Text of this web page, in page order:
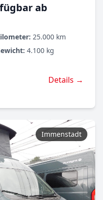
ab
25.000 km
4.100 kg
Details →
Immenstadt